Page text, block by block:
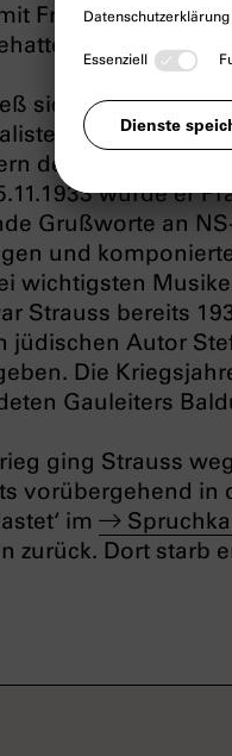
Franz Schalk
sich Strauss,
des ‚Protests der
wurde er
Grußworte an
und
wichtigsten
Strauss bereits
jüdischen Autor
Die
Gauleiters
ging Strauss
vorübergehend in
im
zurück. Dort starb